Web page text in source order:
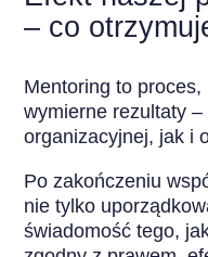
– co
Mentoring to
wymierne rezultaty
organizacyjnej, jak i
Po zakończeniu
nie tylko
świadomość tego,